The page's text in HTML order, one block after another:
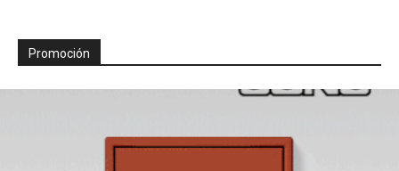
Promoción